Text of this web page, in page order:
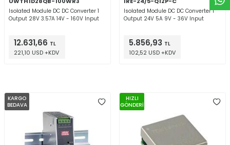
Isolated Module DC DC Converter 1
Output 28V 3.57A 14V - 160V Input
12.631,66 TL
221,10 USD +KDV
Isolated Module DC DC Converter 1
Output 24V 5A 9V - 36V Input
5.856,93 TL
102,52 USD +KDV
KARGO
BEDAVA
HIZLI
GÖNDERİ